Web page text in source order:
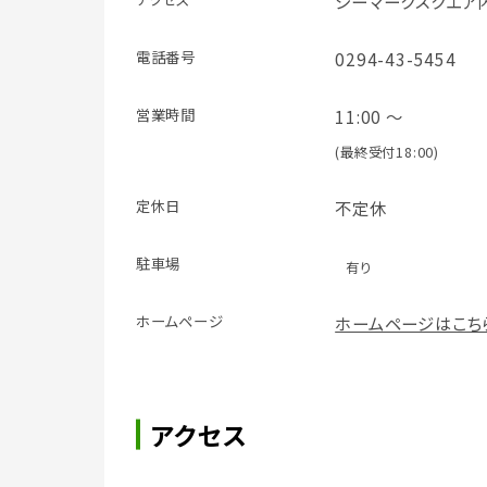
電話番号 0294-43-5454
営業時間 11:00 ～
(最終受付18:00)
定休日 不定休
駐車場 有り
ホームページ ホームページはこち
アクセス